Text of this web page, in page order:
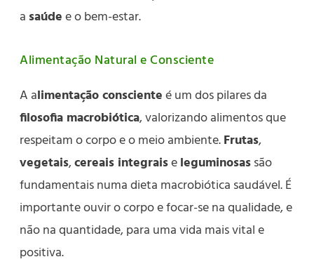
a saúdee o bem-estar.
Alimentação Natural e Consciente
A alimentação conscienteé um dos pilares da
filosofia macrobiótica, valorizando alimentos que
respeitam o corpo e o meio ambiente.Frutas,
vegetais,cereais integraiseleguminosassão
fundamentais numa dieta macrobiótica saudável. É
importante ouvir o corpo e focar-se na qualidade, e
não na quantidade, para uma vida mais vital e
positiva.